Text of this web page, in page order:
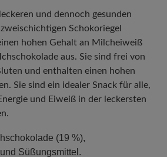
und dennoch gesunden
Schokoriegel
hohen Gehalt an Milcheiweiß
aus. Sie sind frei von
und enthalten einen hohen
Sie sind ein idealer Snack für alle,
und Eiweiß in der leckersten
(19 %),
Süßungsmittel.